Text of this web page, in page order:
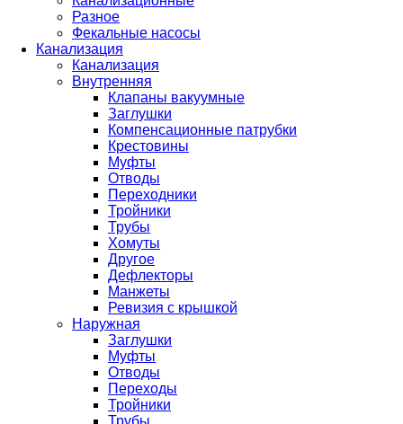
Разное
Фекальные насосы
Канализация
Канализация
Внутренняя
Клапаны вакуумные
Заглушки
Компенсационные патрубки
Крестовины
Муфты
Отводы
Переходники
Тройники
Трубы
Хомуты
Другое
Дефлекторы
Манжеты
Ревизия с крышкой
Наружная
Заглушки
Муфты
Отводы
Переходы
Тройники